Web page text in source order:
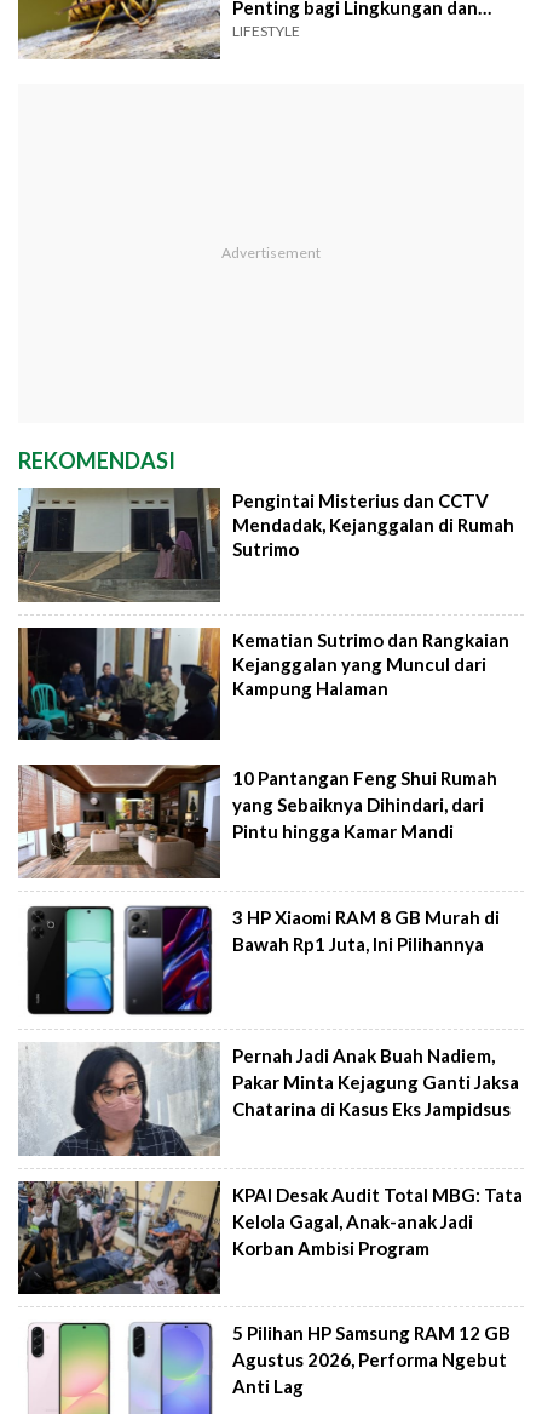
Penting bagi Lingkungan dan
Ekonomi Warga?
LIFESTYLE
REKOMENDASI
Pengintai Misterius dan CCTV
Mendadak, Kejanggalan di Rumah
Sutrimo
Kematian Sutrimo dan Rangkaian
Kejanggalan yang Muncul dari
Kampung Halaman
10 Pantangan Feng Shui Rumah
yang Sebaiknya Dihindari, dari
Pintu hingga Kamar Mandi
3 HP Xiaomi RAM 8 GB Murah di
Bawah Rp1 Juta, Ini Pilihannya
Pernah Jadi Anak Buah Nadiem,
Pakar Minta Kejagung Ganti Jaksa
Chatarina di Kasus Eks Jampidsus
KPAI Desak Audit Total MBG: Tata
Kelola Gagal, Anak-anak Jadi
Korban Ambisi Program
5 Pilihan HP Samsung RAM 12 GB
Agustus 2026, Performa Ngebut
Anti Lag